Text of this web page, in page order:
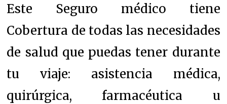
Este Seguro médico tiene
Cobertura de todas las necesidades
de salud que puedas tener durante
tu viaje: asistencia médica,
quirúrgica, farmacéutica u